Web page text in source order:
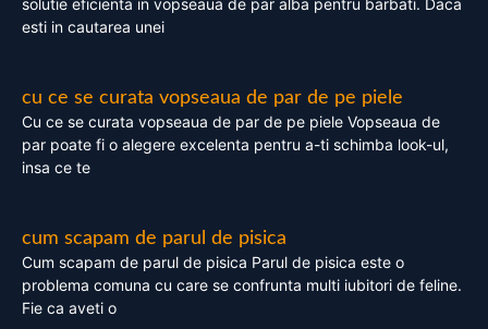
solutie eficienta in vopseaua de par alba pentru barbati. Daca
esti in cautarea unei
cu ce se curata vopseaua de par de pe piele
Cu ce se curata vopseaua de par de pe piele Vopseaua de
par poate fi o alegere excelenta pentru a-ti schimba look-ul,
insa ce te
cum scapam de parul de pisica
Cum scapam de parul de pisica Parul de pisica este o
problema comuna cu care se confrunta multi iubitori de feline.
Fie ca aveti o